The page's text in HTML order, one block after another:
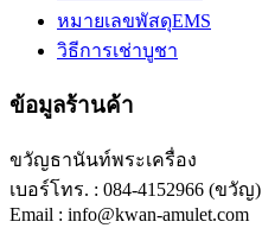
หมายเลขพัสดุEMS
วิธีการเช่าบูชา
ข้อมูลร้านค้า
ขวัญธานันท์พระเครื่อง
เบอร์โทร. : 084-4152966 (ขวัญ)
Email : info@kwan-amulet.com